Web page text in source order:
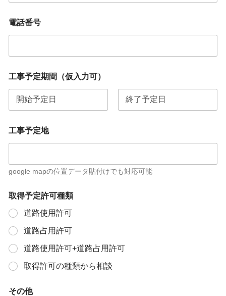
電話番号
工事予定期間（仮入力可）
工事予定地
google mapの位置データ貼付けでも対応可能
取得予定許可種類
道路使用許可
道路占用許可
道路使用許可+道路占用許可
取得許可の種類から相談
その他